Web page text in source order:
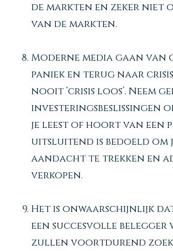
de markten en zeker niet
van de markten.
Moderne media gaan van
paniek en terug naar
nooit ‘crisis loos’. Neem
investeringsbeslissingen
je leest of hoort van een
uitsluitend is bedoeld om
aandacht te trekken en
verkopen.
Het is onwaarschijnlijk dat
een succesvolle belegger
zullen voortdurend